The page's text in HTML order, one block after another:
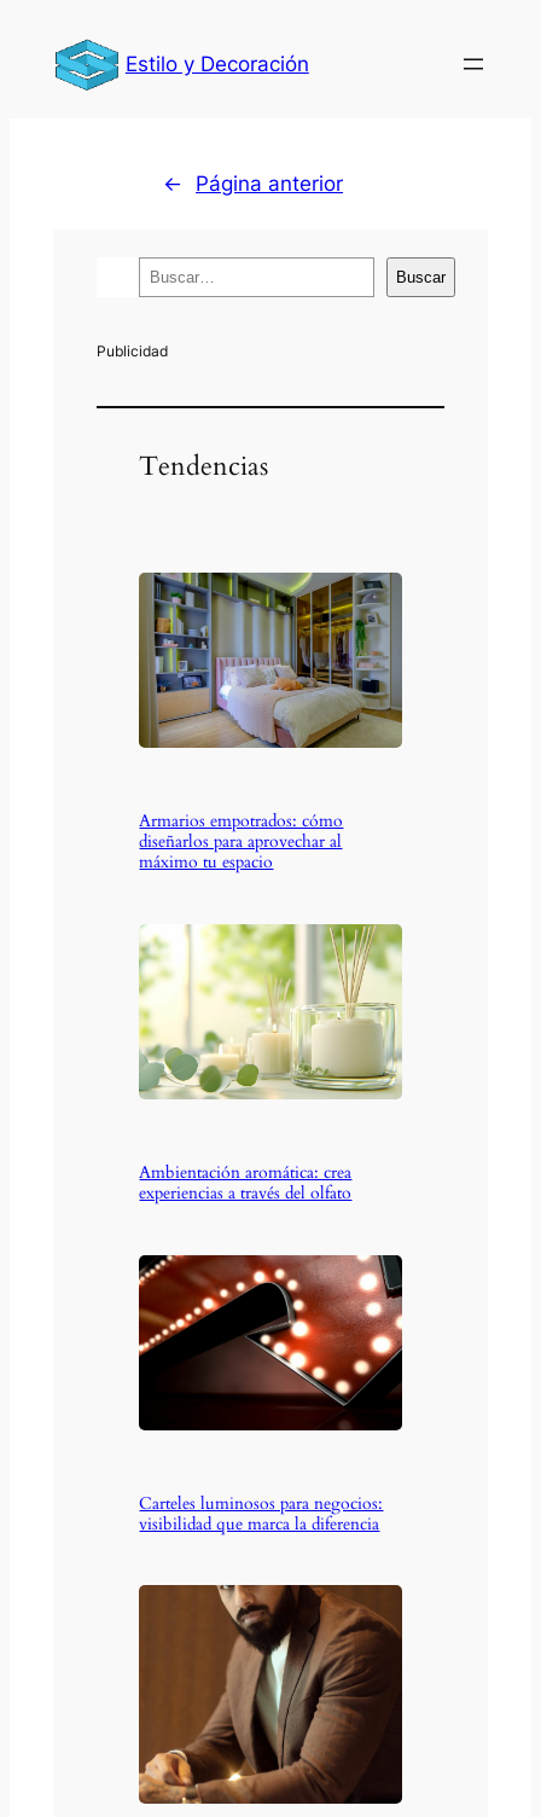
Estilo y Decoración
← Página anterior
B
u
Buscar
Tendencias
Armarios empotrados: cómo
diseñarlos para aprovechar al
máximo tu espacio
Ambientación aromática: crea
experiencias a través del olfato
Carteles luminosos para negocios:
visibilidad que marca la diferencia